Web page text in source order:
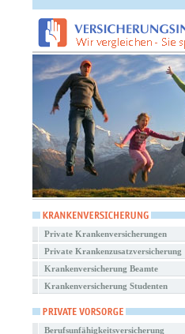
Private Krankenversicherungen
Private Krankenzusatzversicherung
Krankenversicherung Beamte
Krankenversicherung Studenten
Berufsunfähigkeitsversicherung